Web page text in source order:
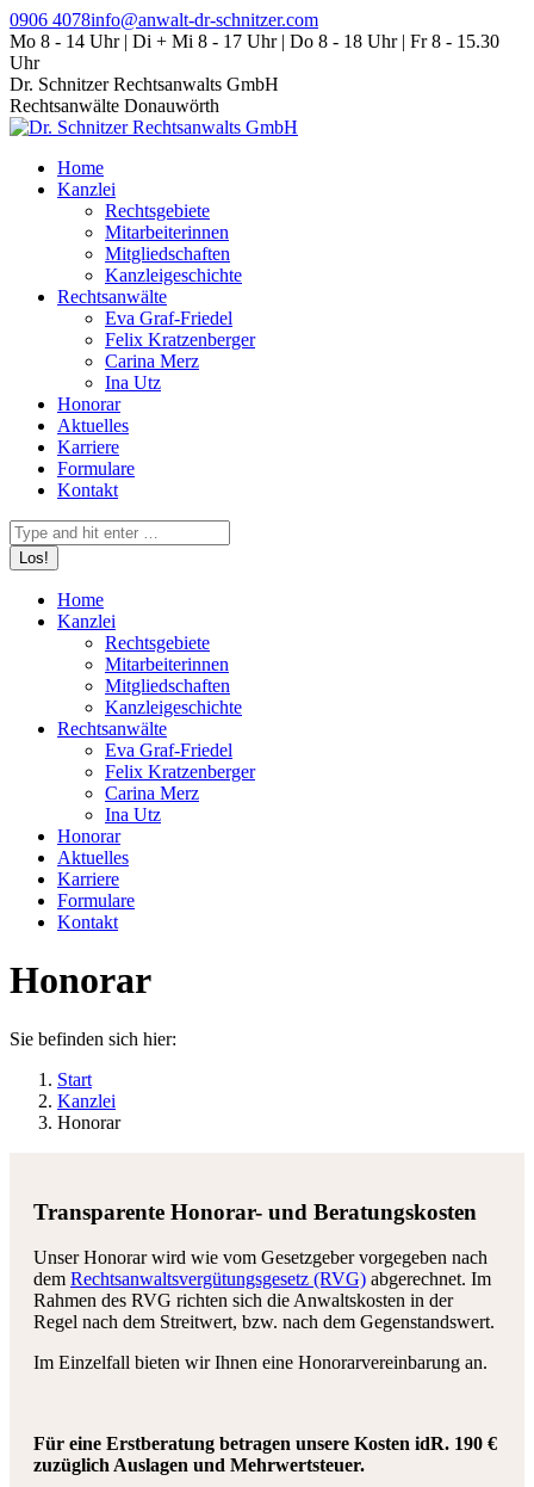
Zum
Inhalt
springen
0906 4078info@anwalt-dr-schnitzer.com
Mo 8 - 14 Uhr | Di + Mi 8 - 17 Uhr | Do 8 - 18 Uhr | Fr 8 - 15.30
Uhr
Dr. Schnitzer Rechtsanwalts GmbH
Rechtsanwälte Donauwörth
Home
Kanzlei
Rechtsgebiete
Mitarbeiterinnen
Mitgliedschaften
Kanzleigeschichte
Rechtsanwälte
Eva Graf-Friedel
Felix Kratzenberger
Carina Merz
Ina Utz
Honorar
Aktuelles
Karriere
Formulare
Kontakt
Search:
Home
Kanzlei
Rechtsgebiete
Mitarbeiterinnen
Mitgliedschaften
Kanzleigeschichte
Rechtsanwälte
Eva Graf-Friedel
Felix Kratzenberger
Carina Merz
Ina Utz
Honorar
Aktuelles
Karriere
Formulare
Kontakt
Honorar
Sie befinden sich hier:
Start
Kanzlei
Honorar
Transparente Honorar- und Beratungskosten
Unser Honorar wird wie vom Gesetzgeber vorgegeben nach
dem Rechtsanwaltsvergütungsgesetz (RVG) abgerechnet. Im
Rahmen des RVG richten sich die Anwaltskosten in der
Regel nach dem Streitwert, bzw. nach dem Gegenstandswert.
Im Einzelfall bieten wir Ihnen eine Honorarvereinbarung an.
Für eine Erstberatung betragen unsere Kosten idR. 190 €
zuzüglich Auslagen und Mehrwertsteuer.